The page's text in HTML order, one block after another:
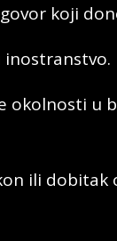
koji
inostranstvo.
okolnosti u
ili